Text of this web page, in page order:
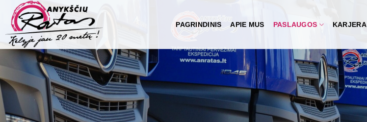
content
PAGRINDINIS APIE MUS PASLAUGOS KARJERA